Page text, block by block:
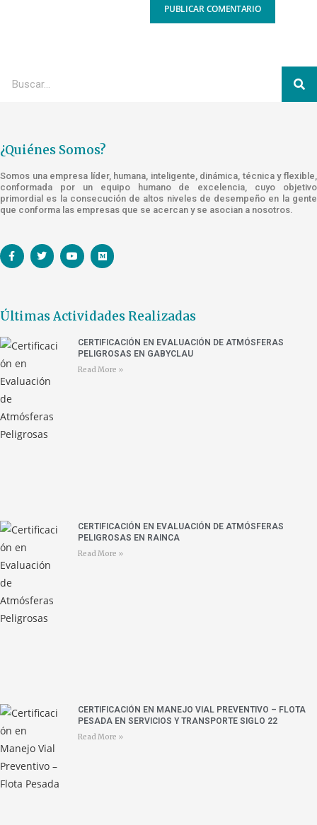
¿Quiénes Somos?
Somos una empresa líder, humana, inteligente, dinámica, técnica y flexible,
conformada por un equipo humano de excelencia, cuyo objetivo
primordial es la consecución de altos niveles de desempeño en la gente
que conforma las empresas que se acercan y se asocian a nosotros.
Últimas Actividades Realizadas
CERTIFICACIÓN EN EVALUACIÓN DE ATMÓSFERAS
PELIGROSAS EN GABYCLAU
Read More »
CERTIFICACIÓN EN EVALUACIÓN DE ATMÓSFERAS
PELIGROSAS EN RAINCA
Read More »
CERTIFICACIÓN EN MANEJO VIAL PREVENTIVO – FLOTA
PESADA EN SERVICIOS Y TRANSPORTE SIGLO 22
Read More »